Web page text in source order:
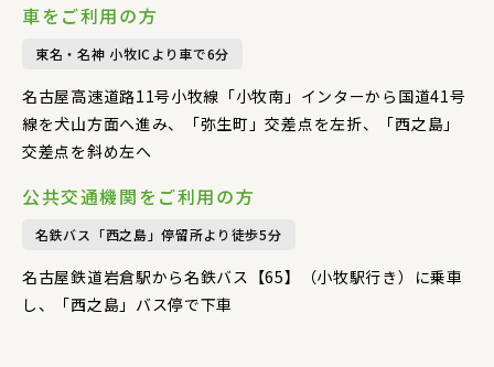
車をご利用の方
東名・名神 小牧ICより車で6分
名古屋高速道路11号小牧線「小牧南」インターから国道41号
線を犬山方面へ進み、「弥生町」交差点を左折、「西之島」
交差点を斜め左へ
公共交通機関をご利用の方
名鉄バス「西之島」停留所より徒歩5分
名古屋鉄道岩倉駅から名鉄バス【65】（小牧駅行き）に乗車
し、「西之島」バス停で下車